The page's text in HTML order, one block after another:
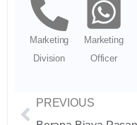
Marketing
Division
Marketing
Officer
PREVIOUS